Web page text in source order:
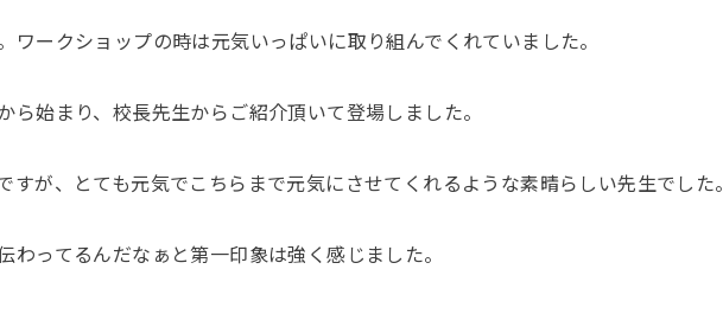
ワークショップの時は元気いっぱいに取り組んでくれていました。
ら始まり、校長先生からご紹介頂いて登場しました。
すが、とても元気でこちらまで元気にさせてくれるような素晴らしい先生でした。
わってるんだなぁと第一印象は強く感じました。